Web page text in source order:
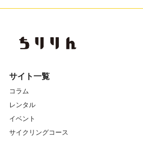
サイト一覧
コラム
レンタル
イベント
サイクリングコース